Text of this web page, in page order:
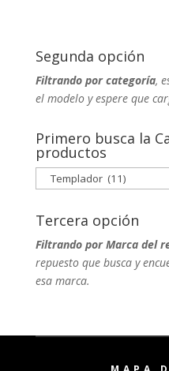
Segunda opción
Filtrando por categoría,
el modelo y espere que
Primero busca la
productos
Tercera opción
Filtrando por Marca del
repuesto que busca y
esa marca.